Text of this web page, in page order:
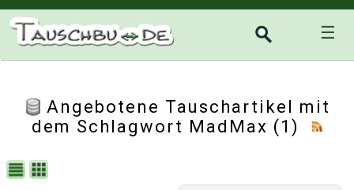
☰
Angebotene Tauschartikel mit
dem Schlagwort MadMax (1)